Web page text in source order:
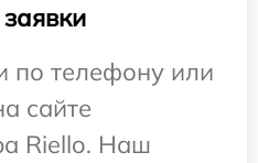
по телефону или
сайте
Riello. Наш